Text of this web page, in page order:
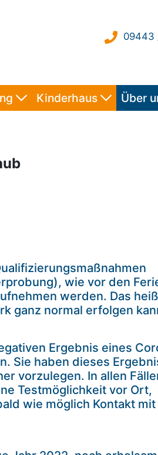
Kinderhaus Über
wie vor den
werden. Das
ganz normal erfolgen
Ergebnis eines
Sie haben dieses
vorzulegen. In allen
Testmöglichkeit vor Ort,
wie möglich Kontakt mit